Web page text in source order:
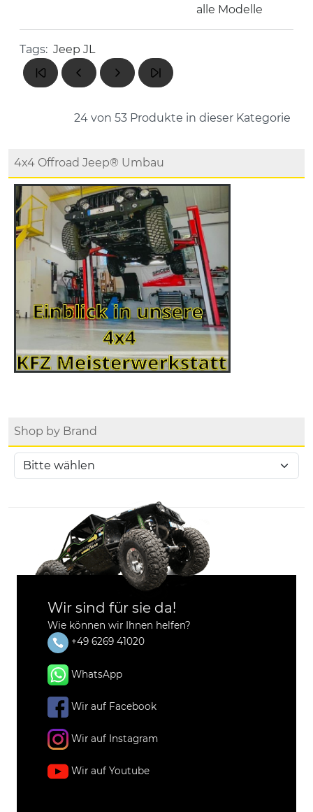
alle Modelle
Tags: Jeep JL
24 von 53 Produkte in dieser Kategorie
4x4 Offroad Jeep® Umbau
Shop by Brand
Wir sind für sie da!
Wie können wir Ihnen helfen?
+49 6269 41020
WhatsApp
Wir auf Facebook
Wir auf Instagram
Wir auf Youtube